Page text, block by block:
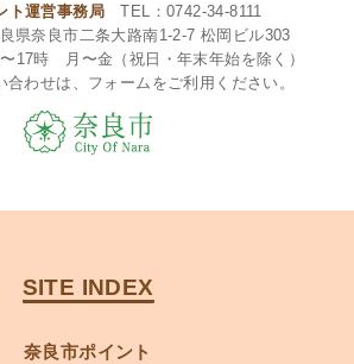
ト運営事務局 TEL：0742-34-8111
県奈良市二条大路南1-2-7 松岡ビル303
〜17時 月〜金（祝日・年末年始を除く）
合わせは、フォームをご利用ください。
SITE INDEX
奈良市ポイント